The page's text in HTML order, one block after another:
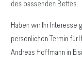
des passenden Bettes.
Haben wir Ihr Interesse
persönlichen Termin für
Andreas Hoffmann in